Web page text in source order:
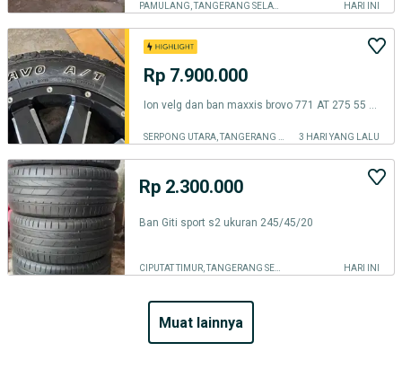
PAMULANG, TANGERANG SELATAN KOTA HARI INI
Rp 7.900.000
3 HARI YANG LALU
Rp 2.300.000
Ban Giti sport s2 ukuran 245/45/20
HARI INI
muat lainnya